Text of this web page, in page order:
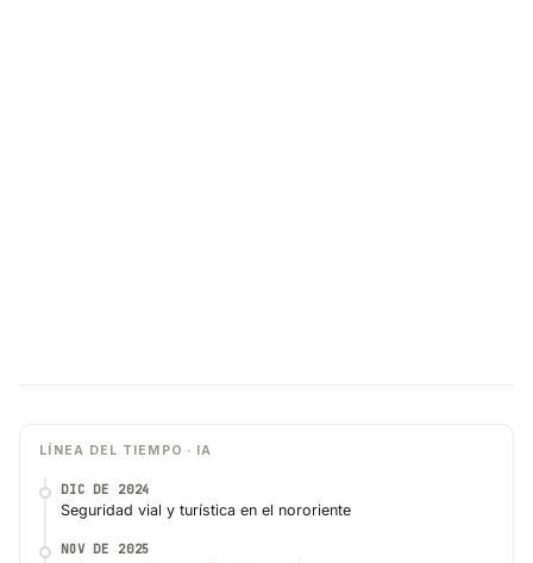
LÍNEA DEL TIEMPO · IA
DIC DE 2024
Seguridad vial y turística en el nororiente
NOV DE 2025